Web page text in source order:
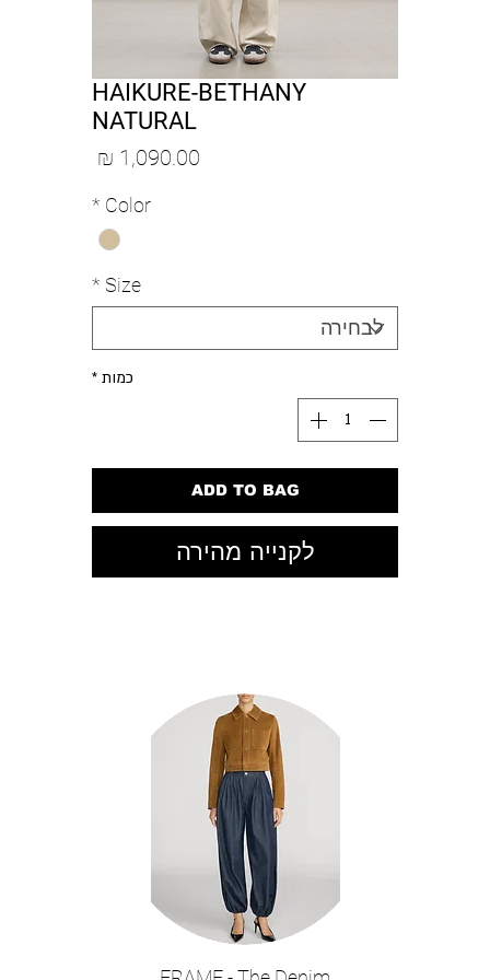
HAIKURE-BETHANY
NATURAL
Color
*
Size
*
כמות *
ADD TO BAG
לקנייה מהירה